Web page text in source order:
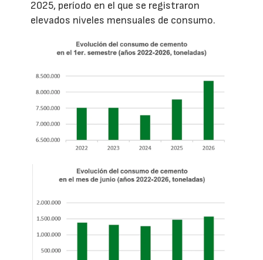
2025, período en el que se registraron
elevados niveles mensuales de consumo.